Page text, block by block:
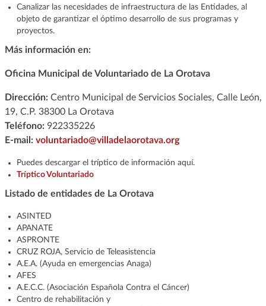
Canalizar las necesidades de infraestructura de las Entidades, al
objeto de garantizar el óptimo desarrollo de sus programas y
proyectos.
Más información en:
Oficina Municipal de Voluntariado de La Orotava
Dirección:Centro Municipal de Servicios Sociales, Calle León,
19, C.P. 38300 La Orotava
Teléfono:922335226
E-mail: voluntariado@villadelaorotava.org
Puedes descargar el tríptico de información aquí.
Tríptico Voluntariado
Listado de entidades de La Orotava
ASINTED
APANATE
ASPRONTE
CRUZ ROJA, Servicio de Teleasistencia
A.E.A. (Ayuda en emergencias Anaga)
AFES
A.E.C.C. (Asociación Española Contra el Cáncer)
Centro de rehabilitación y